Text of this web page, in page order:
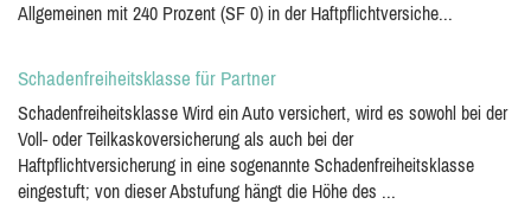
Allgemeinen mit 240 Prozent (SF 0) in der Haftpflichtversiche...
Schadenfreiheitsklasse für Partner
Schadenfreiheitsklasse Wird ein Auto versichert, wird es sowohl bei der
Voll- oder Teilkaskoversicherung als auch bei der
Haftpflichtversicherung in eine sogenannte Schadenfreiheitsklasse
eingestuft; von dieser Abstufung hängt die Höhe des ...